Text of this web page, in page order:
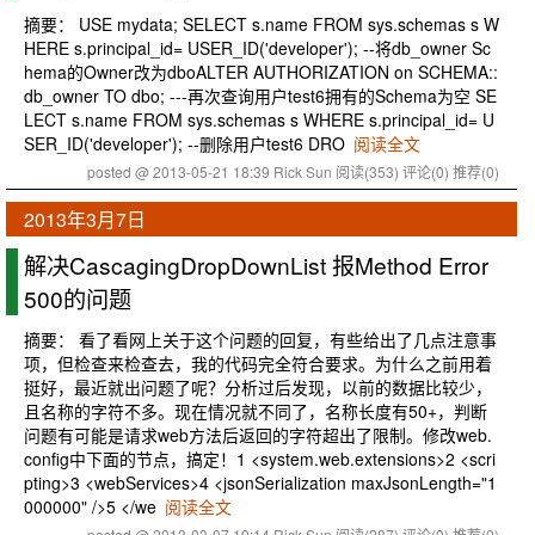
摘要： USE mydata; SELECT s.name FROM sys.schemas s W
HERE s.principal_id= USER_ID('developer'); --将db_owner Sc
hema的Owner改为dboALTER AUTHORIZATION on SCHEMA::
db_owner TO dbo; ---再次查询用户test6拥有的Schema为空 SE
LECT s.name FROM sys.schemas s WHERE s.principal_id= U
SER_ID('developer'); --删除用户test6 DRO 阅读全文
posted @ 2013-05-21 18:39 Rick Sun 阅读(353) 评论(0) 推荐(0)
2013年3月7日
解决CascagingDropDownList 报Method Error
500的问题
摘要： 看了看网上关于这个问题的回复，有些给出了几点注意事
项，但检查来检查去，我的代码完全符合要求。为什么之前用着
挺好，最近就出问题了呢？分析过后发现，以前的数据比较少，
且名称的字符不多。现在情况就不同了，名称长度有50+，判断
问题有可能是请求web方法后返回的字符超出了限制。修改web.
config中下面的节点，搞定！1 <system.web.extensions>2 <scri
pting>3 <webServices>4 <jsonSerialization maxJsonLength="1
000000" />5 </we 阅读全文